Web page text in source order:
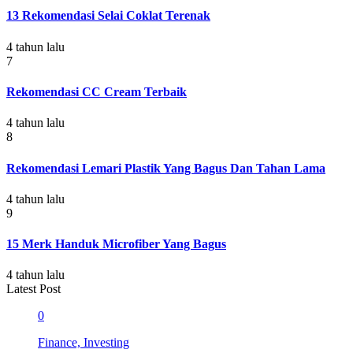
13 Rekomendasi Selai Coklat Terenak
4 tahun lalu
7
Rekomendasi CC Cream Terbaik
4 tahun lalu
8
Rekomendasi Lemari Plastik Yang Bagus Dan Tahan Lama
4 tahun lalu
9
15 Merk Handuk Microfiber Yang Bagus
4 tahun lalu
Latest Post
0
Finance, Investing